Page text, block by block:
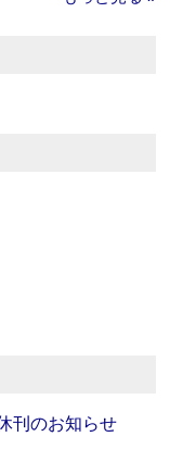
刊のお知らせ